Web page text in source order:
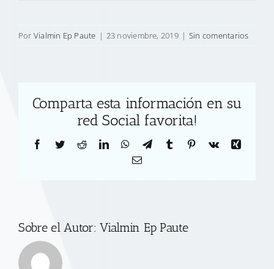
Por Vialmin Ep Paute | 23 noviembre, 2019 | Sin comentarios
Comparta esta información en su
red Social favorita!
Facebook
TwitterRedditLinkedInWhatsApp
TelegramTumblr Pinterest
Vk
Xing
Correo
Sobre el Autor:Vialmin Ep Paute